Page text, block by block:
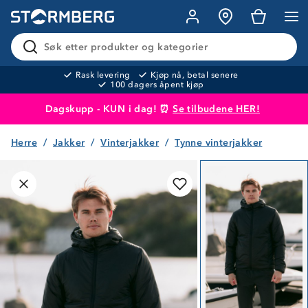
Søk etter produkter og kategorier
Rask levering
Kjøp nå, betal senere
100 dagers åpent kjøp
Dagskupp - KUN i dag! ⏰Se tilbudene HER!
Produktet er lagt i handlekurven Til kassen
Herre Jakker Vinterjakker Tynne vinterjakker